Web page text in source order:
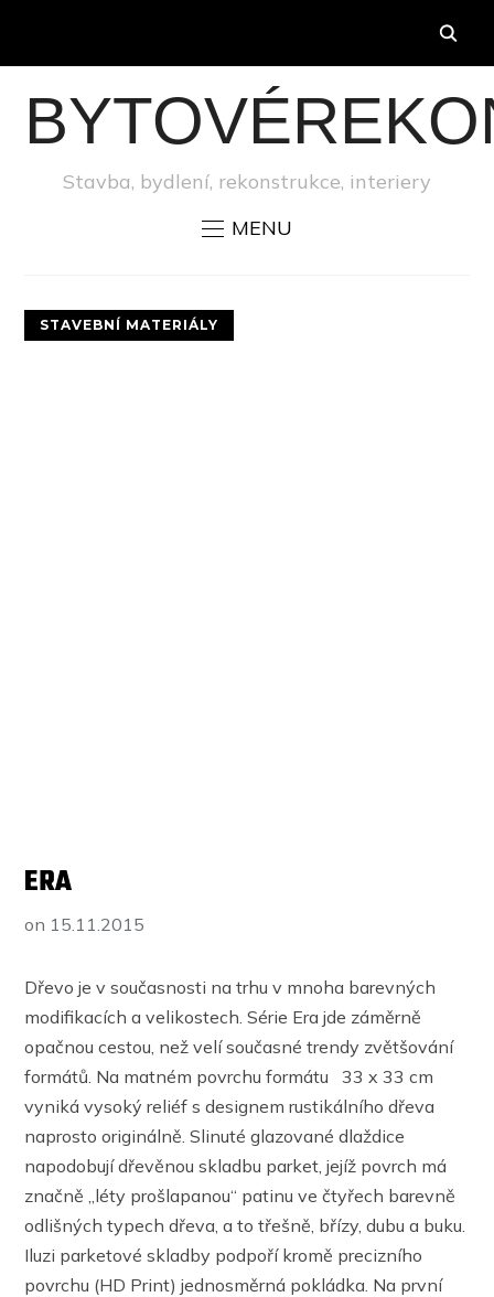
Stavba, bydlení, rekonstrukce, interiery
MENU
STAVEBNÍ MATERIÁLY
ERA
on 15.11.2015
Dřevo je v současnosti na trhu v mnoha barevných
modifikacích a velikostech. Série Era jde záměrně
opačnou cestou, než velí současné trendy zvětšování
formátů. Na matném povrchu formátu 33 x 33 cm
vyniká vysoký reliéf s designem rustikálního dřeva
naprosto originálně. Slinuté glazované dlaždice
napodobují dřevěnou skladbu parket, jejíž povrch má
značně „léty prošlapanou“ patinu ve čtyřech barevně
odlišných typech dřeva, a to třešně, břízy, dubu a buku.
Iluzi parketové skladby podpoří kromě precizního
povrchu (HD Print) jednosměrná pokládka. Na první